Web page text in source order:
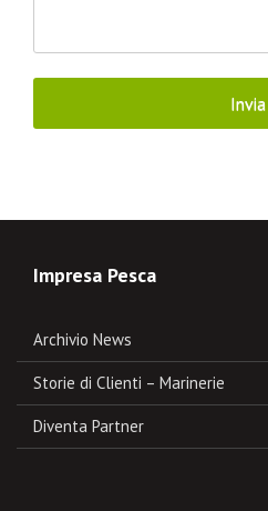
Impresa Pesca
Archivio News
Storie di Clienti – Marinerie
Diventa Partner